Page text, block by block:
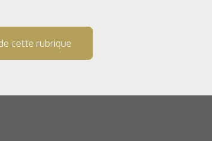
cette rubrique